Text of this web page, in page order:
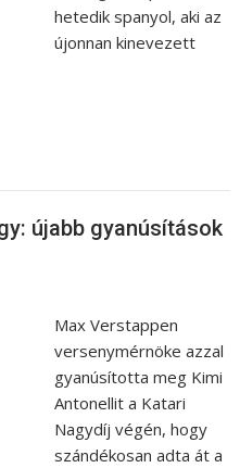
hetedik spanyol, aki az
újonnan kinevezett
újabb gyanúsítások
Max Verstappen
versenymérnöke azzal
gyanúsította meg Kimi
Antonellit a Katari
Nagydíj végén, hogy
szándékosan adta át a